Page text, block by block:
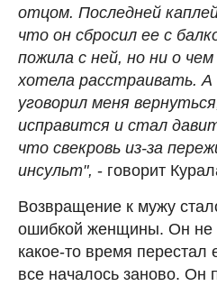
отцом. Последней
что он сбросил ее с
пожила с ней, но ни о
хотела расстраивать. А
уговорил меня
исправится и стал
что свекровь из-за
инсульт", - говорит
Возвращение к мужу
ошибкой женщины. Он не
какое-то время перестал
все началось заново. Он